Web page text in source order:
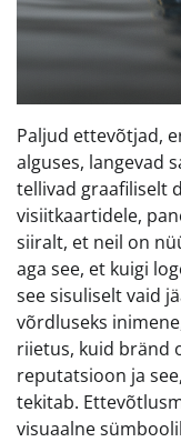
Paljud ettevõtjad,
alguses, langevad
tellivad graafiliselt
visiitkaartidele,
siiralt, et neil on
aga see, et kuigi
see sisuliselt vaid
võrdluseks
riietus, kuid bränd
reputatsioon ja
tekitab.
visuaalne